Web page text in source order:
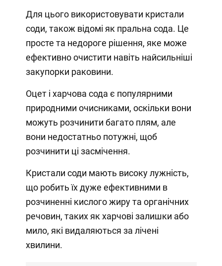
Для цього використовувати кристали
соди, також відомі як пральна сода. Це
просте та недороге рішення, яке може
ефективно очистити навіть найсильніші
закупорки раковини.
Оцет і харчова сода є популярними
природними очисниками, оскільки вони
можуть розчинити багато плям, але
вони недостатньо потужні, щоб
розчинити ці засмічення.
Кристали соди мають високу лужність,
що робить їх дуже ефективними в
розчиненні кислого жиру та органічних
речовин, таких як харчові залишки або
мило, які видаляються за лічені
хвилини.